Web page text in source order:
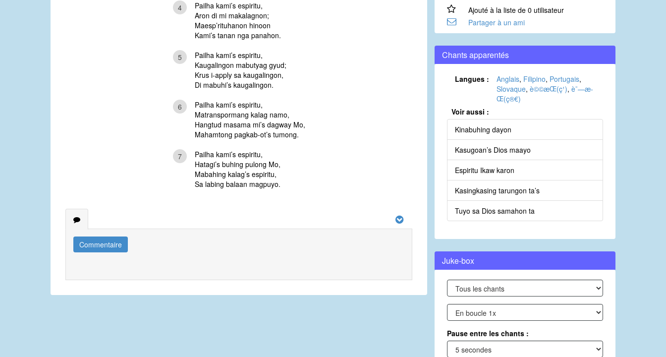
4
Pailha kami’s espiritu,
Aron di mi makalagnon;
Maesp’rituhanon hinoon
Kami’s tanan nga panahon.
5
Pailha kami’s espiritu,
Kaugalingon mabutyag gyud;
Krus i-apply sa kaugalingon,
Di mabuhi’s kaugalingon.
6
Pailha kami’s espiritu,
Matranspormang kalag namo,
Hangtud masama mi’s dagway Mo,
Mahamtong pagkab-ot’s tumong.
7
Pailha kami’s espiritu,
Hatagi’s buhing pulong Mo,
Mabahing kalag’s espiritu,
Sa labing balaan magpuyo.
Commentaire
Ajouté à la liste de 0 utilisateur
Partager à un ami
Chants apparentés
Langues : Anglais, Filipino, Portugais,
Slovaque, è©©æ­Œ(ç¹), è¯—æ­
Œ(ç®€)
Voir aussi :
Kinabuhing dayon
Kasugoan’s Dios maayo
Espiritu Ikaw karon
Kasingkasing tarungon ta’s
Tuyo sa Dios samahon ta
Juke-box
Pause entre les chants :